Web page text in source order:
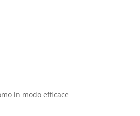
in modo efficace